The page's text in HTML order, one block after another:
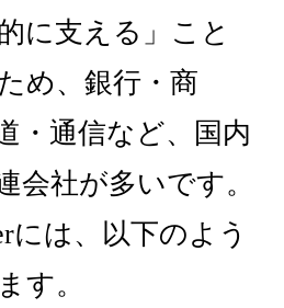
に支える」こと
め、銀行・商
・通信など、国内
会社が多いです。
には、以下のよう
す。